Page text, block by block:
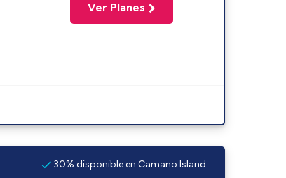
Ver Planes
30% disponible en Camano Island